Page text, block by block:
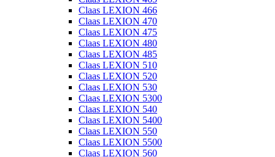
Claas LEXION 466
Claas LEXION 470
Claas LEXION 475
Claas LEXION 480
Claas LEXION 485
Claas LEXION 510
Claas LEXION 520
Claas LEXION 530
Claas LEXION 5300
Claas LEXION 540
Claas LEXION 5400
Claas LEXION 550
Claas LEXION 5500
Claas LEXION 560